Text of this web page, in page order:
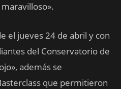
el jueves 24 de abril y con
del Conservatorio de
además se
que permitieron